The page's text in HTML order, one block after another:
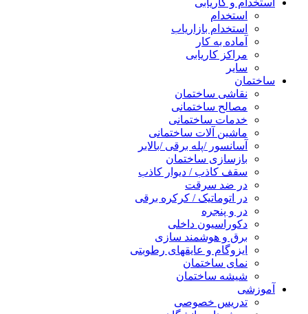
استخدام و کاریابی
استخدام
استخدام بازاریاب
آماده به کار
مراکز کاریابی
سایر
ساختمان
نقاشی ساختمان
مصالح ساختمانی
خدمات ساختمانی
ماشین آلات ساختمانی
آسانسور /پله برقی /بالابر
بازسازی ساختمان
سقف کاذب / دیوار کاذب
در ضد سرقت
در اتوماتیک / کرکره برقی
در و پنجره
دکوراسیون داخلی
برق و هوشمند سازی
ایزوگام و عایقهای رطوبتی
نمای ساختمان
شیشه ساختمان
آموزشی
تدریس خصوصی